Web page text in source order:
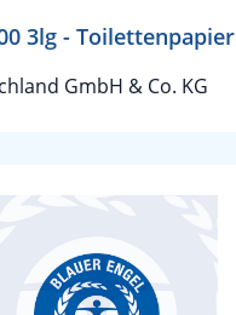
3lg - Toilettenpapier
GmbH & Co. KG